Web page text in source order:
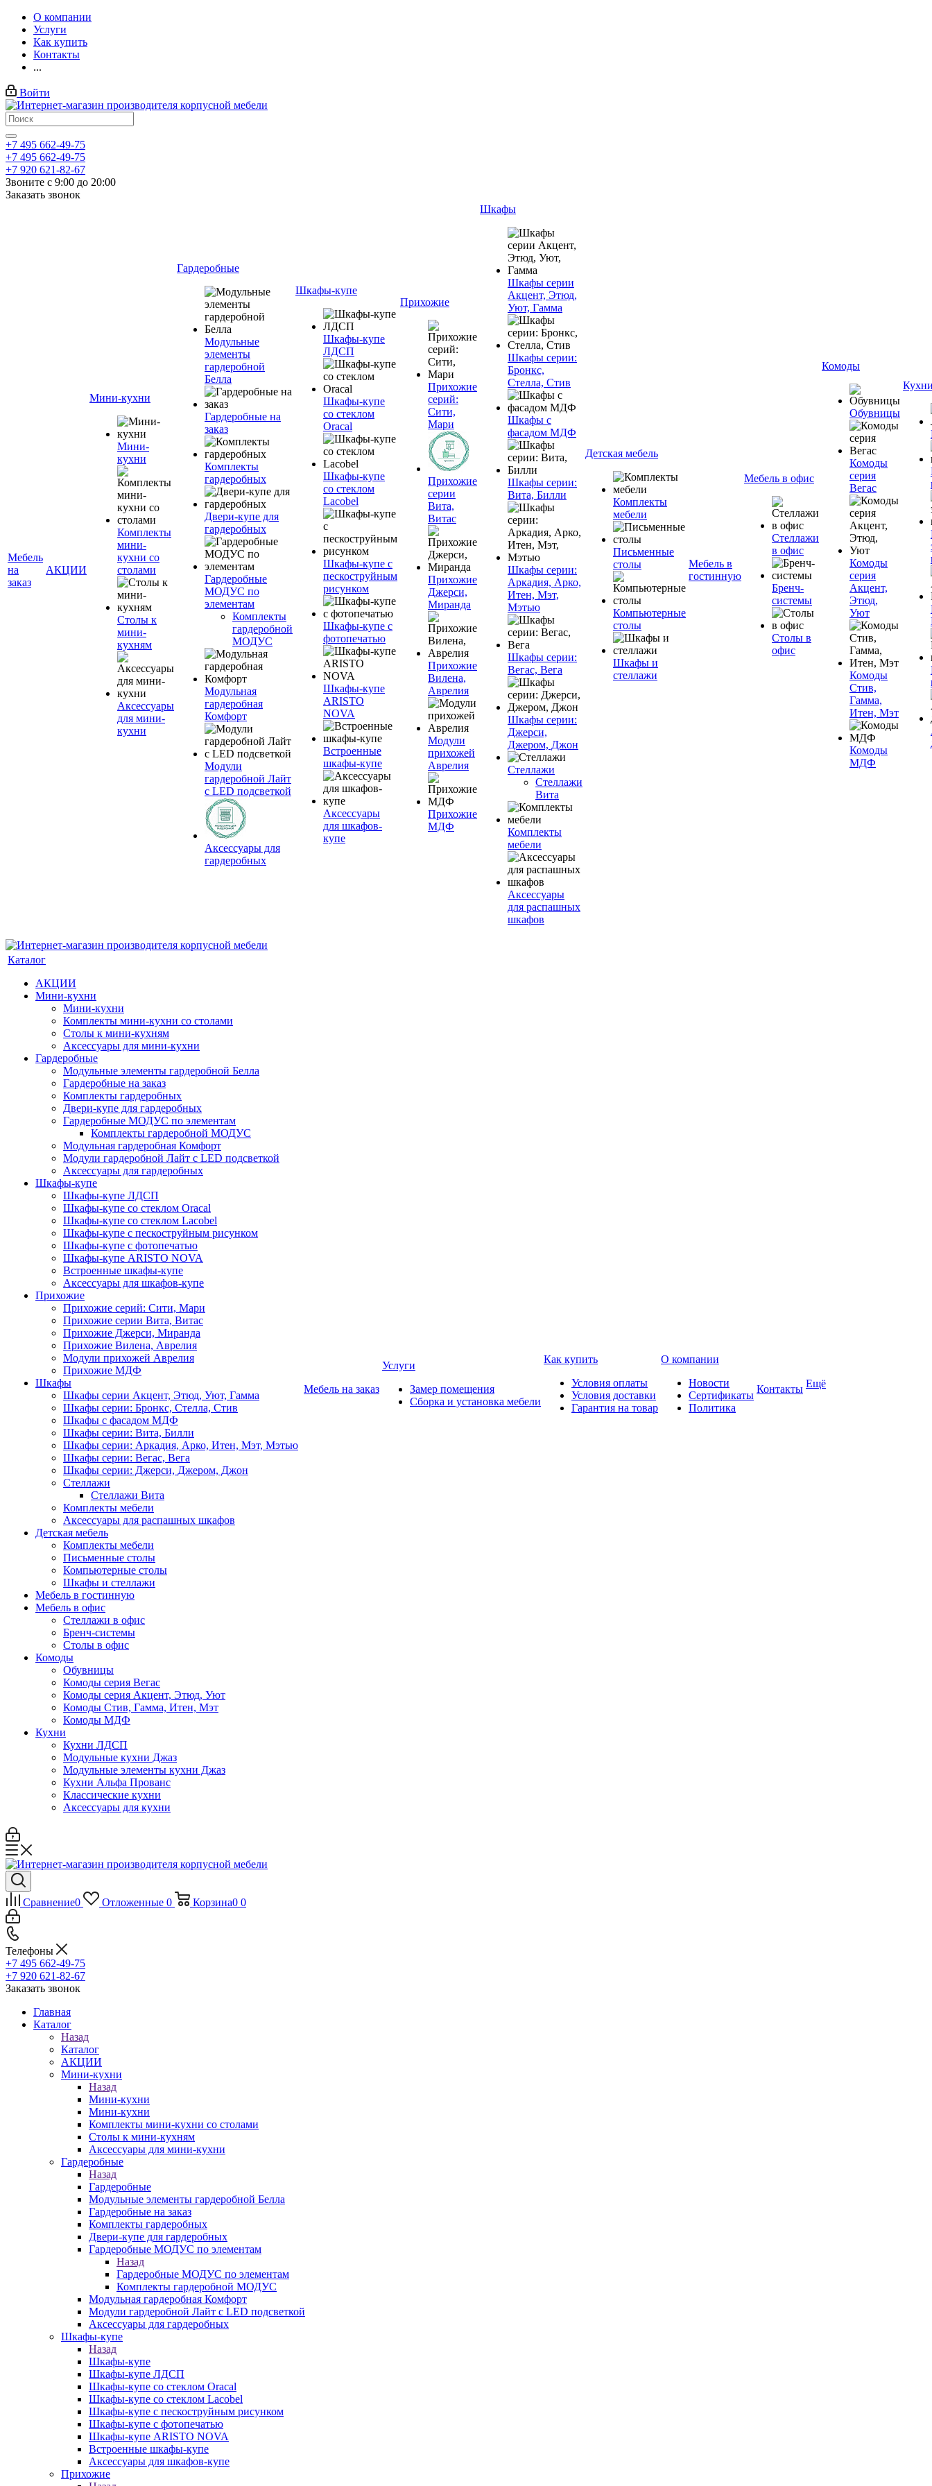
О компании
Услуги
Как купить
Контакты
...
Войти
+7 495 662-49-75
+7 495 662-49-75
+7 920 621-82-67
Звоните с 9:00 до 20:00
Заказать звонок
Мебель
на
заказ
АКЦИИ
Мини-кухни
Мини-
кухни
Комплекты
мини-
кухни со
столами
Столы к
мини-
кухням
Аксессуары
для мини-
кухни
Гардеробные
Модульные
элементы
гардеробной
Белла
Гардеробные на
заказ
Комплекты
гардеробных
Двери-купе для
гардеробных
Гардеробные
МОДУС по
элементам
Комплекты
гардеробной
МОДУС
Модульная
гардеробная
Комфорт
Модули
гардеробной Лайт
с LED подсветкой
Аксессуары для
гардеробных
Шкафы-купе
Шкафы-купе
ЛДСП
Шкафы-купе
со стеклом
Oracal
Шкафы-купе
со стеклом
Lacobel
Шкафы-купе с
пескоструйным
рисунком
Шкафы-купе с
фотопечатью
Шкафы-купе
ARISTO
NOVA
Встроенные
шкафы-купе
Аксессуары
для шкафов-
купе
Прихожие
Прихожие
серий:
Сити,
Мари
Прихожие
серии
Вита,
Витас
Прихожие
Джерси,
Миранда
Прихожие
Вилена,
Аврелия
Модули
прихожей
Аврелия
Прихожие
МДФ
Шкафы
Шкафы серии
Акцент, Этюд,
Уют, Гамма
Шкафы серии:
Бронкс,
Стелла, Стив
Шкафы с
фасадом МДФ
Шкафы серии:
Вита, Билли
Шкафы серии:
Аркадия, Арко,
Итен, Мэт,
Мэтью
Шкафы серии:
Вегас, Вега
Шкафы серии:
Джерси,
Джером, Джон
Стеллажи
Стеллажи
Вита
Комплекты
мебели
Аксессуары
для распашных
шкафов
Детская мебель
Комплекты
мебели
Письменные
столы
Компьютерные
столы
Шкафы и
стеллажи
Мебель в
гостинную
Мебель в офис
Стеллажи
в офис
Бренч-
системы
Столы в
офис
Комоды
Обувницы
Комоды
серия
Вегас
Комоды
серия
Акцент,
Этюд,
Уют
Комоды
Стив,
Гамма,
Итен, Мэт
Комоды
МДФ
Каталог
АКЦИИ
Мини-кухни
Мини-кухни
Комплекты мини-кухни со столами
Столы к мини-кухням
Аксессуары для мини-кухни
Гардеробные
Модульные элементы гардеробной Белла
Гардеробные на заказ
Комплекты гардеробных
Двери-купе для гардеробных
Гардеробные МОДУС по элементам
Комплекты гардеробной МОДУС
Модульная гардеробная Комфорт
Модули гардеробной Лайт с LED подсветкой
Аксессуары для гардеробных
Шкафы-купе
Шкафы-купе ЛДСП
Шкафы-купе со стеклом Oracal
Шкафы-купе со стеклом Lacobel
Шкафы-купе с пескоструйным рисунком
Шкафы-купе с фотопечатью
Шкафы-купе ARISTO NOVA
Встроенные шкафы-купе
Аксессуары для шкафов-купе
Прихожие
Прихожие серий: Сити, Мари
Прихожие серии Вита, Витас
Прихожие Джерси, Миранда
Прихожие Вилена, Аврелия
Модули прихожей Аврелия
Прихожие МДФ
Шкафы
Шкафы серии Акцент, Этюд, Уют, Гамма
Шкафы серии: Бронкс, Стелла, Стив
Шкафы с фасадом МДФ
Шкафы серии: Вита, Билли
Шкафы серии: Аркадия, Арко, Итен, Мэт, Мэтью
Шкафы серии: Вегас, Вега
Шкафы серии: Джерси, Джером, Джон
Стеллажи
Стеллажи Вита
Комплекты мебели
Аксессуары для распашных шкафов
Детская мебель
Комплекты мебели
Письменные столы
Компьютерные столы
Шкафы и стеллажи
Мебель в гостинную
Мебель в офис
Стеллажи в офис
Бренч-системы
Столы в офис
Комоды
Обувницы
Комоды серия Вегас
Комоды серия Акцент, Этюд, Уют
Комоды Стив, Гамма, Итен, Мэт
Комоды МДФ
Кухни
Кухни ЛДСП
Модульные кухни Джаз
Модульные элементы кухни Джаз
Кухни Альфа Прованс
Классические кухни
Аксессуары для кухни
Мебель на заказ
Услуги
Замер помещения
Сборка и установка мебели
Как купить
Условия оплаты
Условия доставки
Гарантия на товар
О компании
Новости
Сертификаты
Политика
Контакты Ещё
Сравнение0 Отложенные 0 Корзина0 0
Телефоны
+7 495 662-49-75
+7 920 621-82-67
Заказать звонок
Главная
Каталог
Назад
Каталог
АКЦИИ
Мини-кухни
Назад
Мини-кухни
Мини-кухни
Комплекты мини-кухни со столами
Столы к мини-кухням
Аксессуары для мини-кухни
Гардеробные
Назад
Гардеробные
Модульные элементы гардеробной Белла
Гардеробные на заказ
Комплекты гардеробных
Двери-купе для гардеробных
Гардеробные МОДУС по элементам
Назад
Гардеробные МОДУС по элементам
Комплекты гардеробной МОДУС
Модульная гардеробная Комфорт
Модули гардеробной Лайт с LED подсветкой
Аксессуары для гардеробных
Шкафы-купе
Назад
Шкафы-купе
Шкафы-купе ЛДСП
Шкафы-купе со стеклом Oracal
Шкафы-купе со стеклом Lacobel
Шкафы-купе с пескоструйным рисунком
Шкафы-купе с фотопечатью
Шкафы-купе ARISTO NOVA
Встроенные шкафы-купе
Аксессуары для шкафов-купе
Прихожие